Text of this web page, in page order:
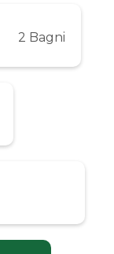
2 Bagni